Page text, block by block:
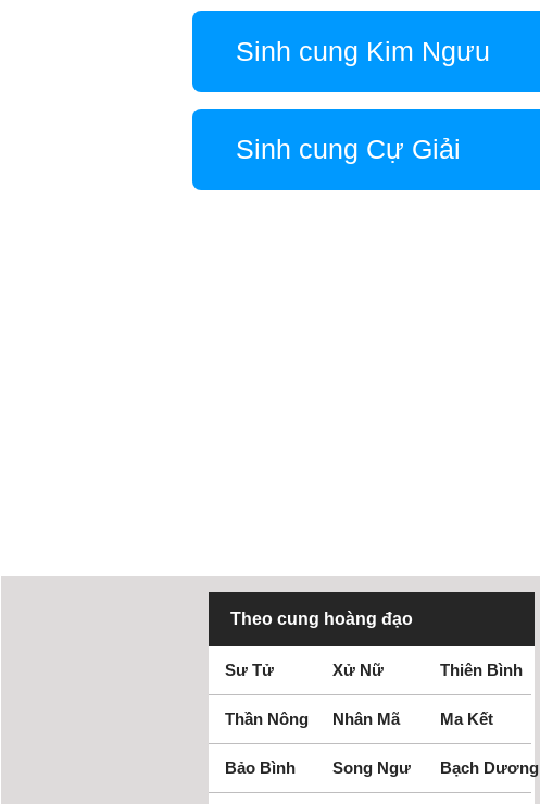
Sinh cung Kim Ngưu
Sinh cung Cự Giải
Theo cung hoàng đạo
Sư Tử Xử Nữ Thiên Bình
Thần Nông Nhân Mã Ma Kết
Bảo Bình Song Ngư Bạch Dương